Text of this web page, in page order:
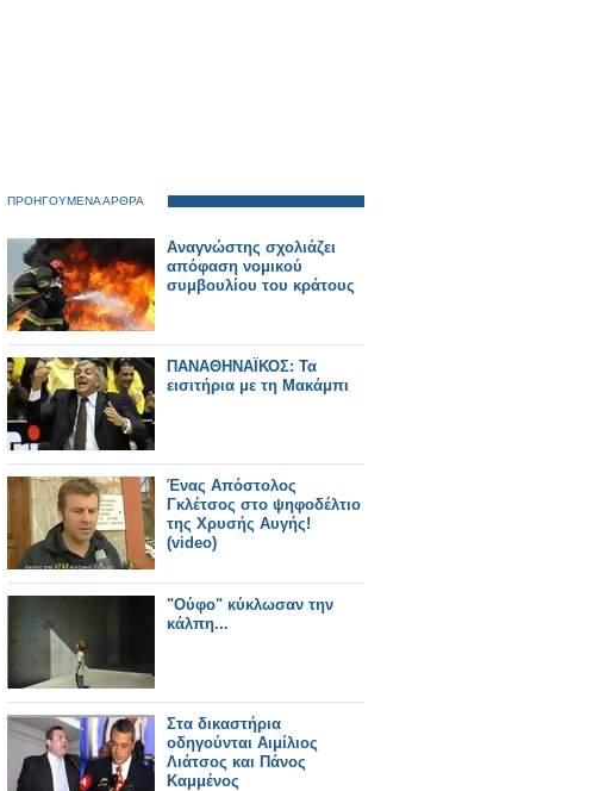
ΠΡΟΗΓΟΥΜΕΝΑ ΑΡΘΡΑ
Αναγνώστης σχολιάζει
απόφαση νομικού
συμβουλίου του κράτους
ΠΑΝΑΘΗΝΑΪΚΟΣ: Τα
εισιτήρια με τη Μακάμπι
Ένας Απόστολος
Γκλέτσος στο ψηφοδέλτιο
της Χρυσής Αυγής!
(video)
"Ούφο" κύκλωσαν την
κάλπη...
Στα δικαστήρια
οδηγούνται Αιμίλιος
Λιάτσος και Πάνος
Καμμένος